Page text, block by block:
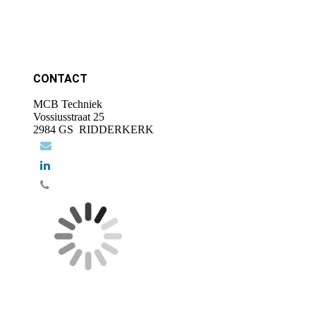
CONTACT
MCB Techniek
Vossiusstraat 25
2984 GS RIDDERKERK